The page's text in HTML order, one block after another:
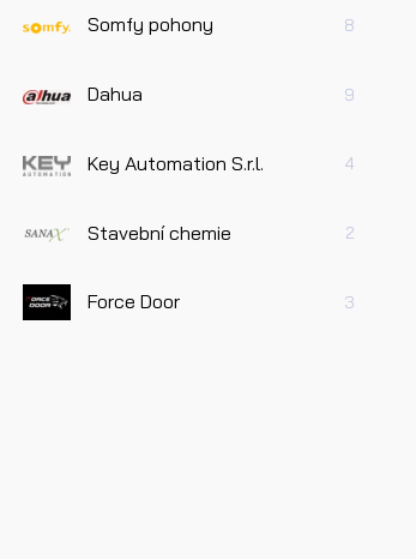
Somfy pohony 8
Dahua 9
Key Automation S.r.l. 4
Stavební chemie 2
Force Door 3